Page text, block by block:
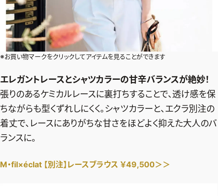
最新号試し読み
定期購読
デジタル版
購入
SHOPPING
エクラプレミアム通販
売れ筋ランキング
エクラ掲載品
エクラ限定アイテム
※お買い物マークをクリックしてアイテムを見ることができます
エレガントレースとシャツカラーの甘辛バランスが絶妙！
張りのあるケミカルレースに裏打ちすることで、透け感を保
ちながらも型くずれしにくく。シャツカラーと、エクラ別注の
着丈で、レースにありがちな甘さをほどよく抑えた大人のバ
ランスに。
M・fil×éclat 【別注】レースブラウス ￥49,500＞＞